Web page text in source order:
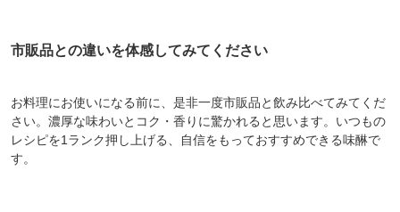
市販品との違いを体感してみてください
お料理にお使いになる前に、是非一度市販品と飲み比べてみてくだ
さい。濃厚な味わいとコク・香りに驚かれると思います。いつもの
レシピを1ランク押し上げる、自信をもっておすすめできる味醂で
す。